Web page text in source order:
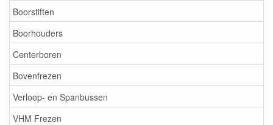
Boorstiften
Boorhouders
Centerboren
Bovenfrezen
Verloop- en Spanbussen
VHM Frezen